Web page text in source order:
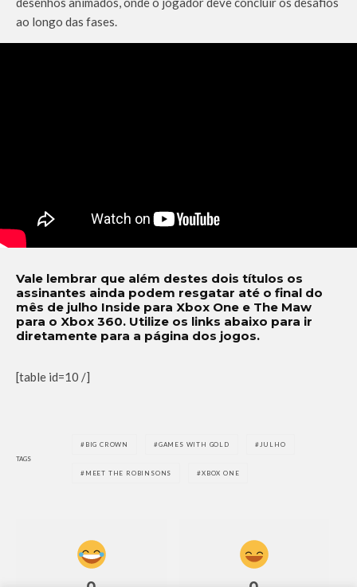
ao longo das fases.
Vale lembrar que além destes dois títulos os
assinantes ainda podem resgatar até o final do
mês de julho Inside para Xbox One e The Maw
para o Xbox 360. Utilize os links abaixo para ir
diretamente para a página dos jogos.
[table id=10 /]
TAGS
BIG CROWN GAMES WITH GOLD JULHO
MEET THE ROBINSONS XBOX ONE